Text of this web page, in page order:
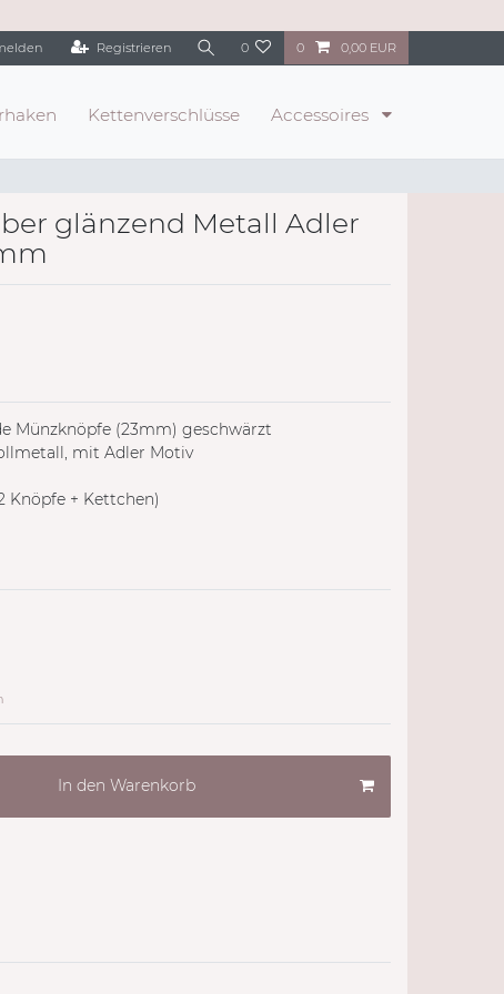
Registrieren 0 0 0,00 EUR
Kettenverschlüsse Accessoires
glänzend Metall Adler
Münzknöpfe (23mm) geschwärzt
mit Adler Motiv
Knöpfe + Kettchen)
In den Warenkorb